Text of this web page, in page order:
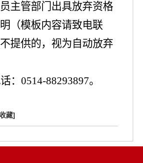
主管部门出具放弃资格
（模板内容请致电联
提供的，视为自动放弃
： 0514-88293897。
藏]